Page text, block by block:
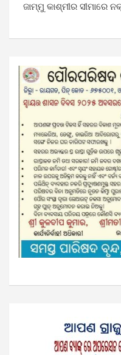
ଜାମ୍ମୁ କାଶ୍ମୀର ସୀମାରେ